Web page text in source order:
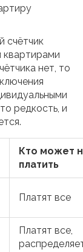
счётчик
квартирами
нет, то
редкость, и
Кто может
платить
Платят все
Платят все,